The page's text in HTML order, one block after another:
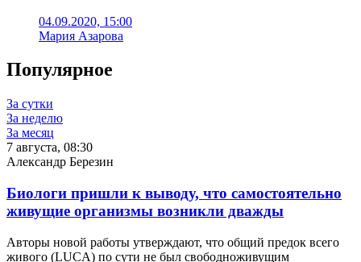
04.09.2020, 15:00
Мария Азарова
Популярное
За сутки
За неделю
За месяц
7 августа, 08:30
Александр Березин
Биологи пришли к выводу, что самостоятельно
живущие организмы возникли дважды
Авторы новой работы утверждают, что общий предок всего
живого (LUCA) по сути не был свободноживущим